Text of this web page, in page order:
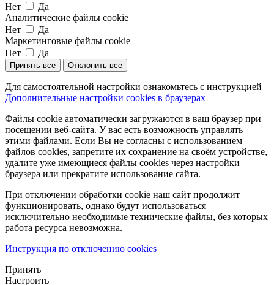
Нет
Да
Аналитические файлы cookie
Нет
Да
Маркетинговые файлы cookie
Нет
Да
Принять все Отклонить все
Для самостоятельной настройки ознакомьтесь с инструкцией
Дополнительные настройки cookies в браузерах
Файлы cookie автоматически загружаются в ваш браузер при
посещении веб-сайта. У вас есть возможность управлять
этими файлами. Если Вы не согласны с использованием
файлов cookies, запретите их сохранение на своём устройстве,
удалите уже имеющиеся файлы cookies через настройки
браузера или прекратите использование сайта.
При отключении обработки cookie наш сайт продолжит
функционировать, однако будут использоваться
исключительно необходимые технические файлы, без которых
работа ресурса невозможна.
Инструкция по отключению cookies
Принять
Настроить